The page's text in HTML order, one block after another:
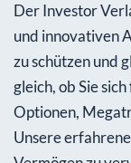
Der Investor
und innovativen
zu schützen und
gleich, ob Sie
Optionen,
Unsere